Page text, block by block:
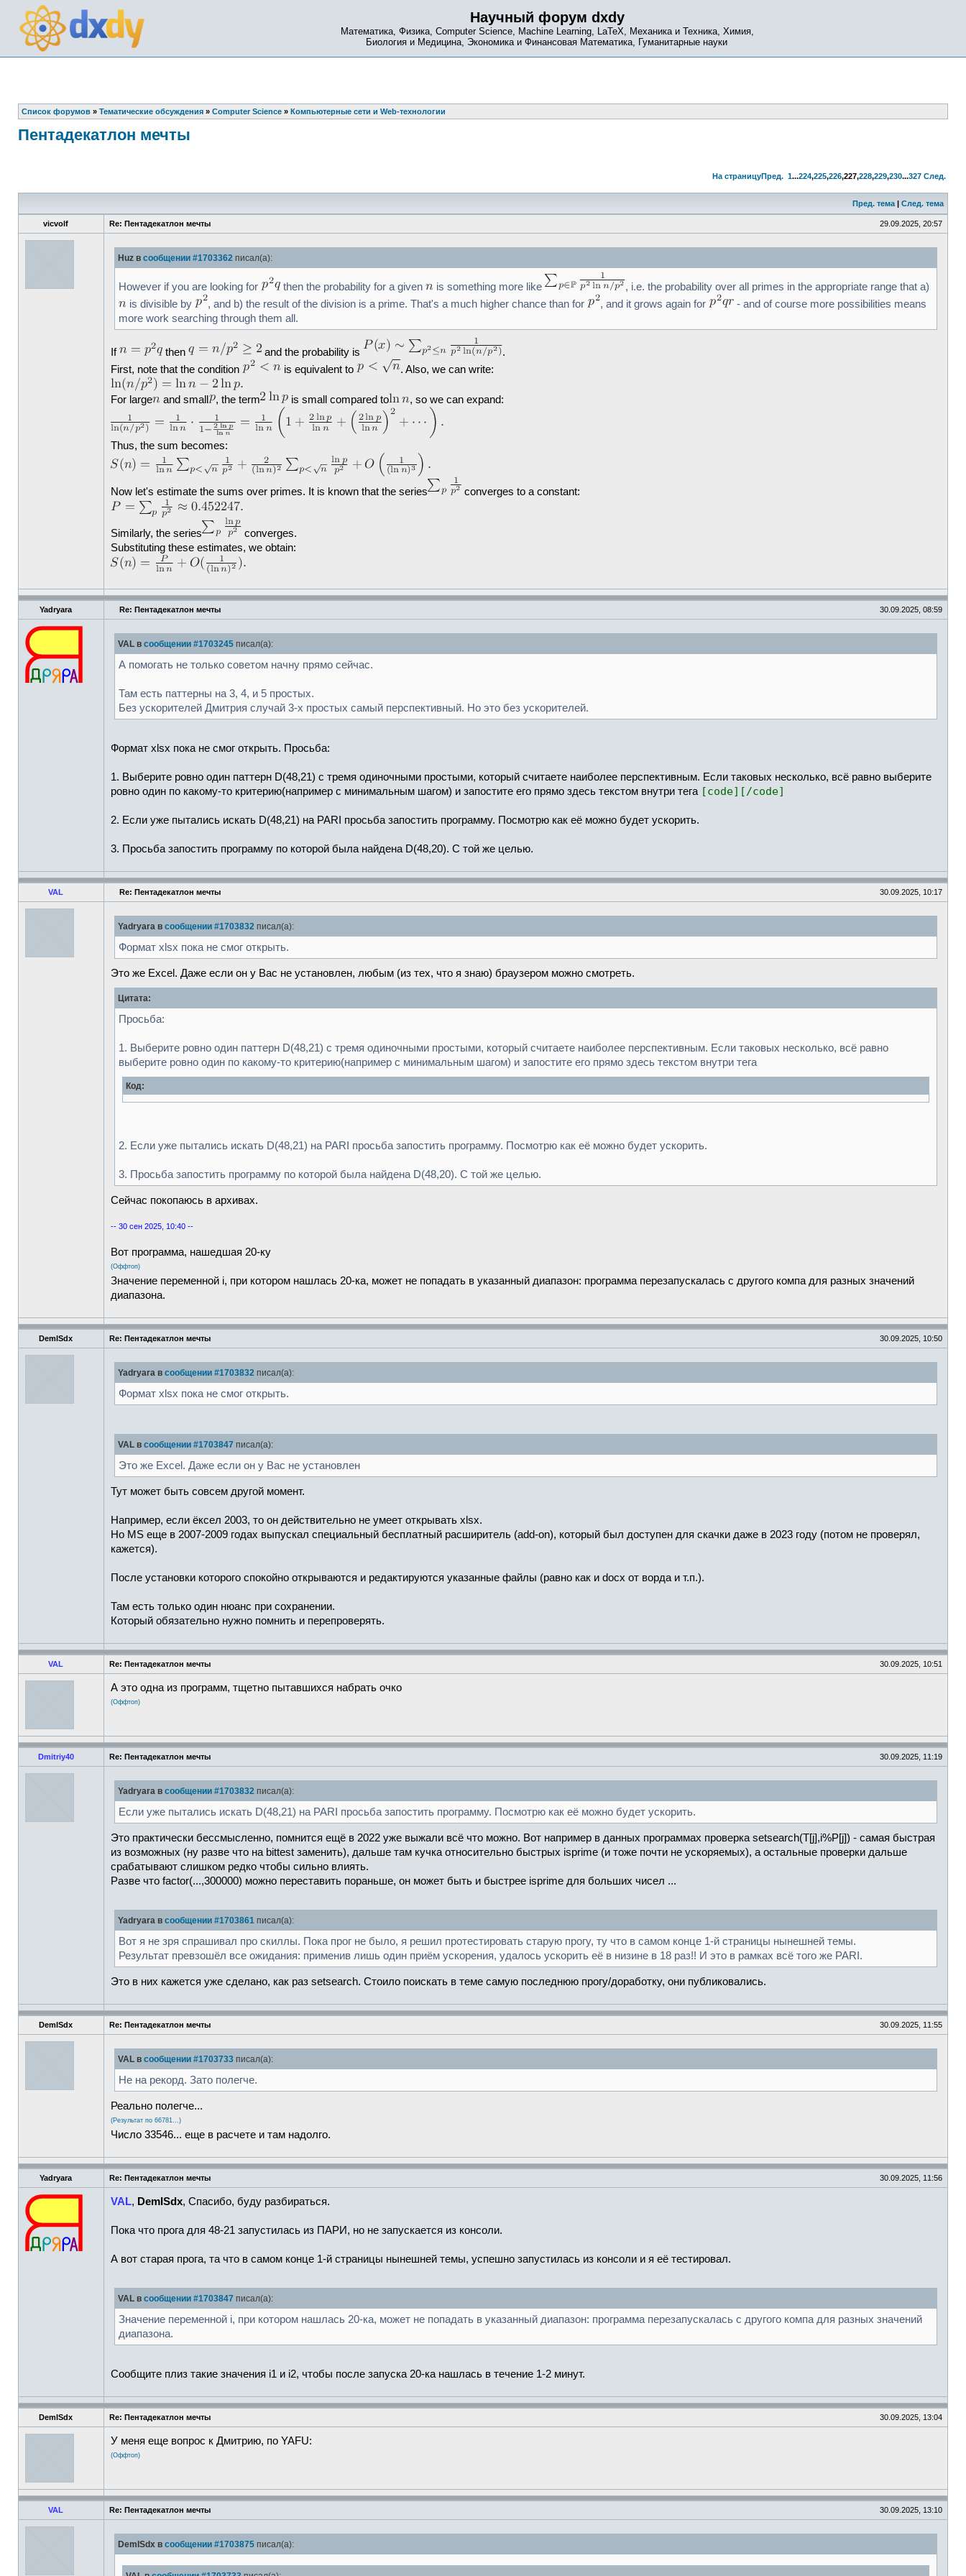
Научный форум dxdy
Математика, Физика, Computer Science, Machine Learning, LaTeX, Механика и Техника, Химия,
Биология и Медицина, Экономика и Финансовая Математика, Гуманитарные науки
Список форумов » Тематические обсуждения » Computer Science » Компьютерные сети и Web-технологии
Пентадекатлон мечты
На страницуПред. 1...224,225,226,227,228,229,230...327 След.
Пред. тема | След. тема
vicvolf Re: Пентадекатлон мечты 29.09.2025, 20:57
Huz в сообщении #1703362 писал(а):
However if you are looking for then the probability for a given is something more like
, i.e. the probability over all primes in the appropriate range that a)
is divisible by
, and b) the result of the division is a prime. That's a much higher chance than for , and it grows again for
- and of course more possibilities means
more work searching through them all.
If then and the probability is
.
First, note that the condition
is equivalent to . Also, we can write:
For large and small , the term is small compared to , so we can expand:
Thus, the sum becomes:
Now let's estimate the sums over primes. It is known that the series converges to a constant:
Similarly, the series
converges.
Substituting these estimates, we obtain:
Yadryara Re: Пентадекатлон мечты 30.09.2025, 08:59
VAL в сообщении #1703245 писал(а):
А помогать не только советом начну прямо сейчас.
Там есть паттерны на 3, 4, и 5 простых.
Без ускорителей Дмитрия случай 3-х простых самый перспективный. Но это без ускорителей.
Формат xlsx пока не смог открыть. Просьба:
1. Выберите ровно один паттерн D(48,21) с тремя одиночными простыми, который считаете наиболее перспективным. Если таковых несколько, всё равно выберите
ровно один по какому-то критерию(например с минимальным шагом) и запостите его прямо здесь текстом внутри тега [code][/code]
2. Если уже пытались искать D(48,21) на PARI просьба запостить программу. Посмотрю как её можно будет ускорить.
3. Просьба запостить программу по которой была найдена D(48,20). С той же целью.
VAL Re: Пентадекатлон мечты 30.09.2025, 10:17
Yadryara в сообщении #1703832 писал(а):
Формат xlsx пока не смог открыть.
Это же Excel. Даже если он у Вас не установлен, любым (из тех, что я знаю) браузером можно смотреть.
Цитата:
Просьба:
1. Выберите ровно один паттерн D(48,21) с тремя одиночными простыми, который считаете наиболее перспективным. Если таковых несколько, всё равно
выберите ровно один по какому-то критерию(например с минимальным шагом) и запостите его прямо здесь текстом внутри тега
Код:
2. Если уже пытались искать D(48,21) на PARI просьба запостить программу. Посмотрю как её можно будет ускорить.
3. Просьба запостить программу по которой была найдена D(48,20). С той же целью.
Сейчас покопаюсь в архивах.
-- 30 сен 2025, 10:40 --
Вот программа, нашедшая 20-ку
(Оффтоп)
Значение переменной i, при котором нашлась 20-ка, может не попадать в указанный диапазон: программа перезапускалась с другого компа для разных значений
диапазона.
DemISdx Re: Пентадекатлон мечты 30.09.2025, 10:50
Yadryara в сообщении #1703832 писал(а):
Формат xlsx пока не смог открыть.
VAL в сообщении #1703847 писал(а):
Это же Excel. Даже если он у Вас не установлен
Тут может быть совсем другой момент.
Например, если ёксел 2003, то он действительно не умеет открывать xlsx.
Но MS еще в 2007-2009 годах выпускал специальный бесплатный расширитель (add-on), который был доступен для скачки даже в 2023 году (потом не проверял,
кажется).
После установки которого спокойно открываются и редактируются указанные файлы (равно как и docx от ворда и т.п.).
Там есть только один нюанс при сохранении.
Который обязательно нужно помнить и перепроверять.
VAL Re: Пентадекатлон мечты 30.09.2025, 10:51
А это одна из программ, тщетно пытавшихся набрать очко
(Оффтоп)
Dmitriy40 Re: Пентадекатлон мечты 30.09.2025, 11:19
Yadryara в сообщении #1703832 писал(а):
Если уже пытались искать D(48,21) на PARI просьба запостить программу. Посмотрю как её можно будет ускорить.
Это практически бессмысленно, помнится ещё в 2022 уже выжали всё что можно. Вот например в данных программах проверка setsearch(T[j],i%P[j]) - самая быстрая
из возможных (ну разве что на bittest заменить), дальше там кучка относительно быстрых isprime (и тоже почти не ускоряемых), а остальные проверки дальше
срабатывают слишком редко чтобы сильно влиять.
Разве что factor(...,300000) можно переставить пораньше, он может быть и быстрее isprime для больших чисел ...
Yadryara в сообщении #1703861 писал(а):
Вот я не зря спрашивал про скиллы. Пока прог не было, я решил протестировать старую прогу, ту что в самом конце 1-й страницы нынешней темы.
Результат превзошёл все ожидания: применив лишь один приём ускорения, удалось ускорить её в низине в 18 раз!! И это в рамках всё того же PARI.
Это в них кажется уже сделано, как раз setsearch. Стоило поискать в теме самую последнюю прогу/доработку, они публиковались.
DemISdx Re: Пентадекатлон мечты 30.09.2025, 11:55
VAL в сообщении #1703733 писал(а):
Не на рекорд. Зато полегче.
Реально полегче...
(Результат по 66781...)
Число 33546... еще в расчете и там надолго.
Yadryara Re: Пентадекатлон мечты 30.09.2025, 11:56
VAL, DemISdx, Спасибо, буду разбираться.
Пока что прога для 48-21 запустилась из ПАРИ, но не запускается из консоли.
А вот старая прога, та что в самом конце 1-й страницы нынешней темы, успешно запустилась из консоли и я её тестировал.
VAL в сообщении #1703847 писал(а):
Значение переменной i, при котором нашлась 20-ка, может не попадать в указанный диапазон: программа перезапускалась с другого компа для разных значений
диапазона.
Сообщите плиз такие значения i1 и i2, чтобы после запуска 20-ка нашлась в течение 1-2 минут.
DemISdx Re: Пентадекатлон мечты 30.09.2025, 13:04
У меня еще вопрос к Дмитрию, по YAFU:
(Оффтоп)
VAL Re: Пентадекатлон мечты 30.09.2025, 13:10
DemISdx в сообщении #1703875 писал(а):